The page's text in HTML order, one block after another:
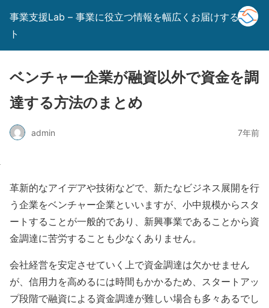
事業支援Lab – 事業に役立つ情報を幅広くお届けするサイ
ト
ベンチャー企業が融資以外で資金を調
達する方法のまとめ
admin 7年前
革新的なアイデアや技術などで、新たなビジネス展開を行
う企業をベンチャー企業といいますが、小中規模からスタ
ートすることが一般的であり、新興事業であることから資
金調達に苦労することも少なくありません。
会社経営を安定させていく上で資金調達は欠かせません
が、信用力を高めるには時間もかかるため、スタートアッ
プ段階で融資による資金調達が難しい場合も多々あるでし